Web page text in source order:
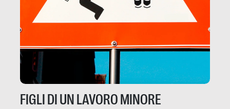
FIGLI DI UN LAVORO MINORE